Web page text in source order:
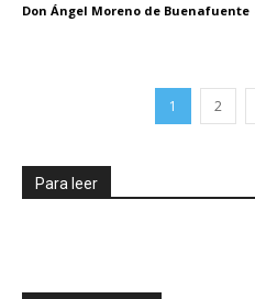
Don Ángel Moreno de Buenafuente
1 2
Para leer